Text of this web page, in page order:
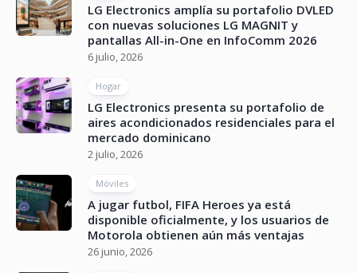
LG Electronics amplía su portafolio DVLED
con nuevas soluciones LG MAGNIT y
pantallas All-in-One en InfoComm 2026
6 julio, 2026
Hogar
LG Electronics presenta su portafolio de
aires acondicionados residenciales para el
mercado dominicano
2 julio, 2026
Móviles
A jugar futbol, FIFA Heroes ya está
disponible oficialmente, y los usuarios de
Motorola obtienen aún más ventajas
26 junio, 2026